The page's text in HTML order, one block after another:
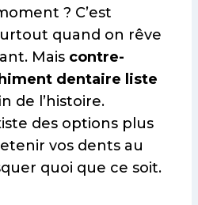
? C’est
quand on rêve
Mais contre-
dentaire liste
de l’histoire.
des options plus
vos dents au
quoi que ce soit.